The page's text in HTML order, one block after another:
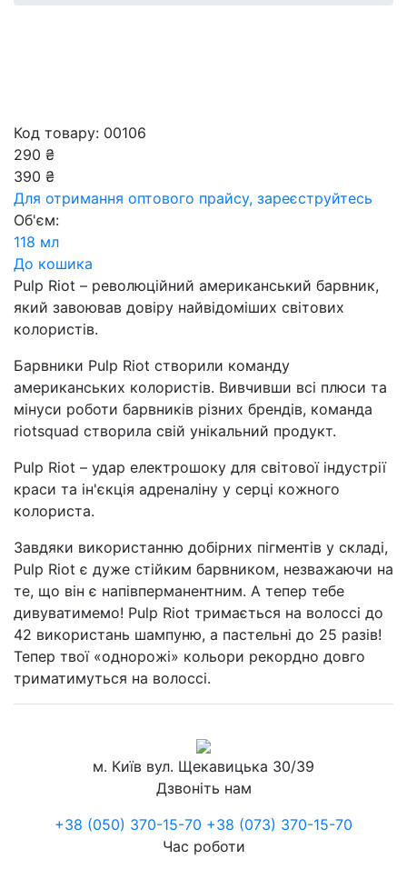
Код товару: 00106
290 ₴
390 ₴
Для отримання оптового прайсу, зареєструйтесь
Об'єм:
118 мл
До кошика
Pulp Riot – революційний американський барвник,
який завоював довіру найвідоміших світових
колористів.
Барвники Pulp Riot створили команду
американських колористів. Вивчивши всі плюси та
мінуси роботи барвників різних брендів, команда
riotsquad створила свій унікальний продукт.
Pulp Riot – удар електрошоку для світової індустрії
краси та ін'єкція адреналіну у серці кожного
колориста.
Завдяки використанню добірних пігментів у складі,
Pulp Riot є дуже стійким барвником, незважаючи на
те, що він є напівперманентним. А тепер тебе
дивуватимемо! Pulp Riot тримається на волоссі до
42 використань шампуню, а пастельні до 25 разів!
Тепер твої «однорожі» кольори рекордно довго
триматимуться на волоссі.
м. Київ вул. Щекавицька 30/39
Дзвоніть нам
+38 (050) 370-15-70 +38 (073) 370-15-70
Час роботи